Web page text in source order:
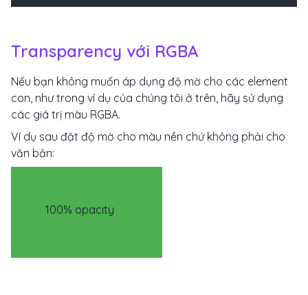
Transparency với RGBA
Nếu bạn không muốn áp dụng độ mờ cho các element
con, như trong ví dụ của chúng tôi ở trên, hãy sử dụng
các giá trị màu RGBA.
Ví dụ sau đặt độ mờ cho màu nền chứ không phải cho
văn bản:
100% opacity